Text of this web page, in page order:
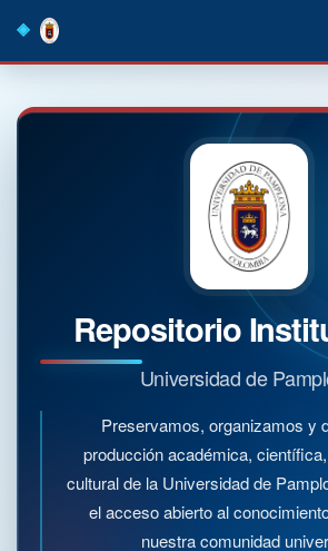
navigation
Repositorio
Universidad de
Preservamos, organizamos y
producción académica,
cultural de la Universidad de
el acceso abierto al
nuestra comunidad